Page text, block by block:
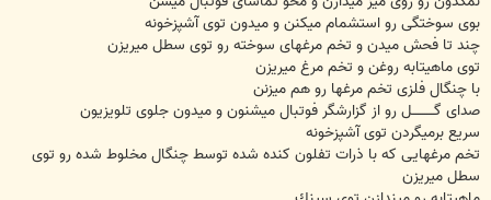
بوی سوختگی رو استشمام ميكنن و ميدون توی آشپزخونه
چند تا فحش ميدن و تخم مرغهای سوخته رو توی سطل ميريزن
توی ماهيتابه روغن و تخم مرغ ميريزن
با چنگال فلزی تخم مرغها رو هم ميزنن
صدای گــــــــــل رو از گزارشگر فوتبال ميشنون و ميدون جلوی تلويزيون
سريع برميگردن توی آشپزخونه
تخم مرغهايی كه با ذرات تفلون كنده شده توسط چنگال مخلوط شده رو توی
سطل ميريزن